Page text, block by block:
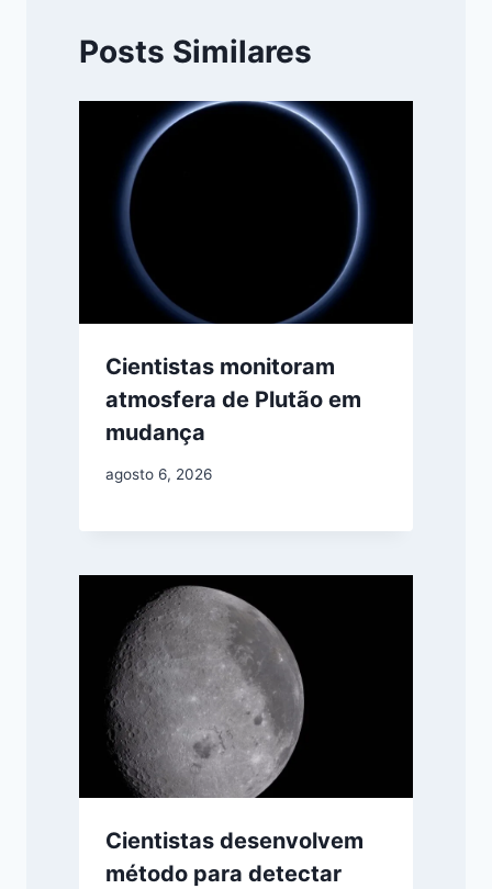
Posts Similares
Cientistas monitoram
atmosfera de Plutão em
mudança
agosto 6, 2026
Cientistas desenvolvem
método para detectar